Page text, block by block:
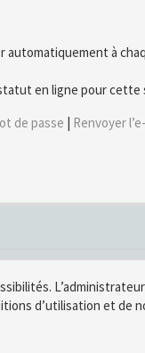
automatiquement à
en ligne pour cette
de passe | Renvoyer
d’utilisation et de